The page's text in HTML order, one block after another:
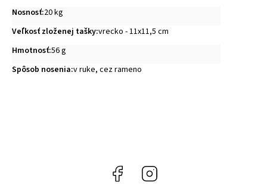
Nosnosť:20 kg
Veľkosť zloženej tašky:vrecko - 11x11,5 cm
Hmotnosť:56 g
Spôsob nosenia:v ruke, cez rameno
Facebook